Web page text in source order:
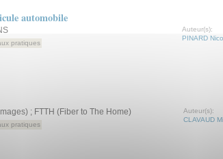
automobile
Auteur(s):
PINARD
pratiques
Auteur(s):
CLAVAUD
; FTTH (Fiber to The Home)
pratiques